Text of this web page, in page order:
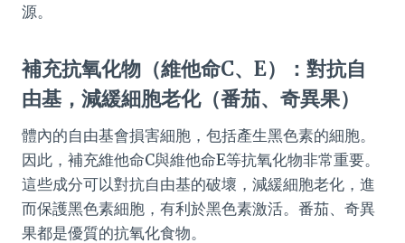
源。
補充抗氧化物（維他命C、E）：對抗自
由基，減緩細胞老化（番茄、奇異果）
體內的自由基會損害細胞，包括產生黑色素的細胞。
因此，補充維他命C與維他命E等抗氧化物非常重要。
這些成分可以對抗自由基的破壞，減緩細胞老化，進
而保護黑色素細胞，有利於黑色素激活。番茄、奇異
果都是優質的抗氧化食物。